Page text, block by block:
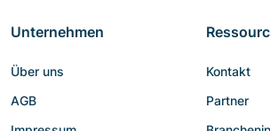
Unternehmen
Über uns
AGB
Kontakt
Partner